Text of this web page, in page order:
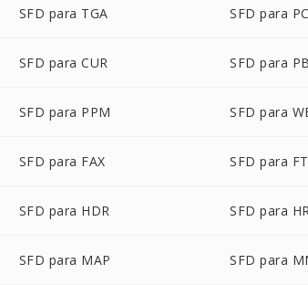
SFD para TGA SFD para
SFD para CUR SFD para
SFD para PPM SFD para
SFD para FAX SFD para
SFD para HDR SFD para
SFD para MAP SFD para